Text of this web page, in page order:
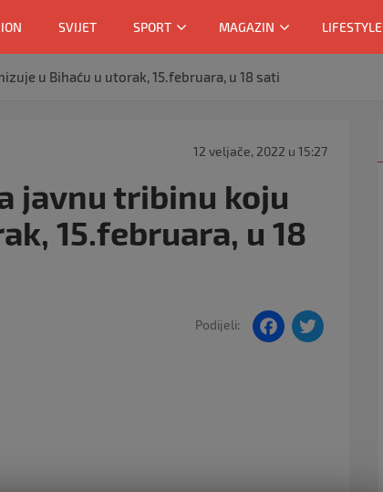
SVIJET SPORT MAGAZIN LIFESTYLE
u Bihaću u utorak, 15.februara, u 18 sati
12 veljače, 2022 u 15:27
javnu tribinu koju
15.februara, u 18
Podijeli:
F